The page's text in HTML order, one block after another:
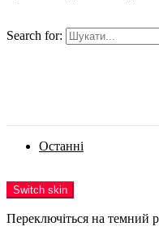
Search for:
Останні
Switch skin
Переключіться на темний